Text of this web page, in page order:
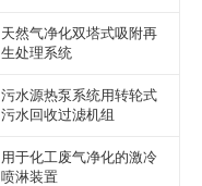
天然气净化双塔式吸附再
生处理系统
污水源热泵系统用转轮式
污水回收过滤机组
用于化工废气净化的激冷
喷淋装置